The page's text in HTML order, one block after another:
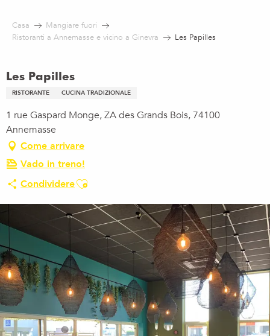
contenu
Casa
Mangiare fuori
Ristoranti a Annemasse e vicino a Ginevra
Les Papilles
Les Papilles
RISTORANTE CUCINA TRADIZIONALE
1 rue Gaspard Monge, ZA des Grands Bois, 74100
Annemasse
Come arrivare
Vado in treno!
CondividereAjouter aux favoris